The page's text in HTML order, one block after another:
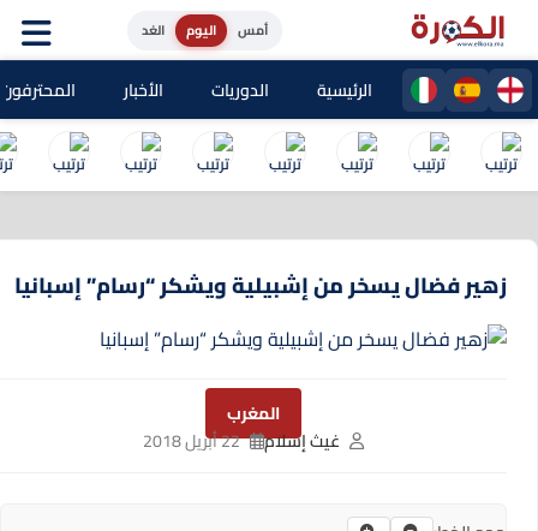
اليوم الغد
الرئيسية الدوريات الأخبار المحترفون
زهير فضال يسخر من إشبيلية ويشكر “رسام” إسبانيا
المغرب
غيث إسلام
22 أبريل 2018